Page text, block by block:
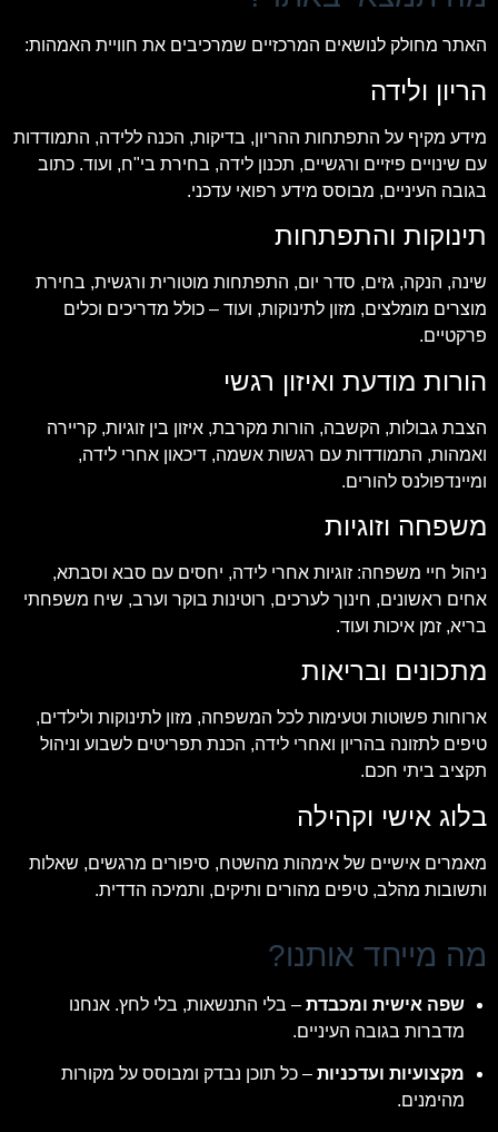
האתר מחולק לנושאים המרכזיים שמרכיבים את חוויית האמהות:
הריון ולידה
מידע מקיף על התפתחות ההריון, בדיקות, הכנה ללידה, התמודדות
עם שינויים פיזיים ורגשיים, תכנון לידה, בחירת בי"ח, ועוד. כתוב
בגובה העיניים, מבוסס מידע רפואי עדכני.
תינוקות והתפתחות
שינה, הנקה, גזים, סדר יום, התפתחות מוטורית ורגשית, בחירת
מוצרים מומלצים, מזון לתינוקות, ועוד – כולל מדריכים וכלים
פרקטיים.
הורות מודעת ואיזון רגשי
הצבת גבולות, הקשבה, הורות מקרבת, איזון בין זוגיות, קריירה
ואמהות, התמודדות עם רגשות אשמה, דיכאון אחרי לידה,
ומיינדפולנס להורים.
משפחה וזוגיות
ניהול חיי משפחה: זוגיות אחרי לידה, יחסים עם סבא וסבתא,
אחים ראשונים, חינוך לערכים, רוטינות בוקר וערב, שיח משפחתי
בריא, זמן איכות ועוד.
מתכונים ובריאות
ארוחות פשוטות וטעימות לכל המשפחה, מזון לתינוקות ולילדים,
טיפים לתזונה בהריון ואחרי לידה, הכנת תפריטים לשבוע וניהול
תקציב ביתי חכם.
בלוג אישי וקהילה
מאמרים אישיים של אימהות מהשטח, סיפורים מרגשים, שאלות
ותשובות מהלב, טיפים מהורים ותיקים, ותמיכה הדדית.
מה מייחד אותנו?
שפה אישית ומכבדת – בלי התנשאות, בלי לחץ. אנחנו
מדברות בגובה העיניים.
מקצועיות ועדכניות – כל תוכן נבדק ומבוסס על מקורות
מהימנים.